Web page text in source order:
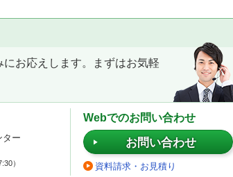
お応えします。まずはお気軽
ター
）
Webでのお問い合わせ
お問い合わせ
資料請求・お見積り